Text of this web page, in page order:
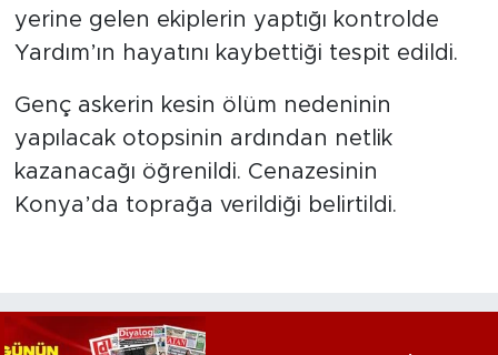
yerine gelen ekiplerin yaptığı kontrolde
Yardım’ın hayatını kaybettiği tespit edildi.
Genç askerin kesin ölüm nedeninin
yapılacak otopsinin ardından netlik
kazanacağı öğrenildi. Cenazesinin
Konya’da toprağa verildiği belirtildi.